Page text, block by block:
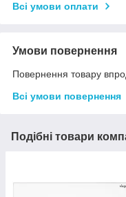
Всі умови оплати
Умови повернення
Повернення товару
Всі умови повернення
Подібні товари